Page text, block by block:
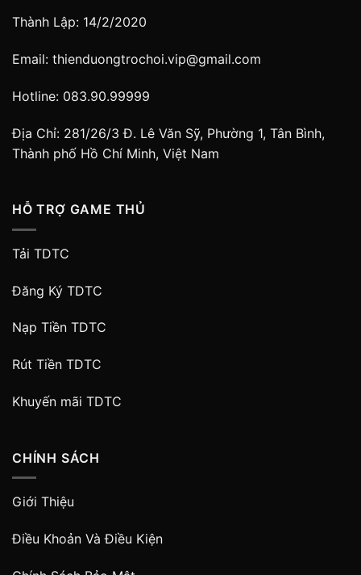
Thành Lập: 14/2/2020
Email: thienduongtrochoi.vip@gmail.com
Hotline: 083.90.99999
Địa Chỉ: 281/26/3 Đ. Lê Văn Sỹ, Phường 1, Tân Bình,
Thành phố Hồ Chí Minh, Việt Nam
HỖ TRỢ GAME THỦ
Tải TDTC
Đăng Ký TDTC
Nạp Tiền TDTC
Rút Tiền TDTC
Khuyến mãi TDTC
CHÍNH SÁCH
Giới Thiệu
Điều Khoản Và Điều Kiện